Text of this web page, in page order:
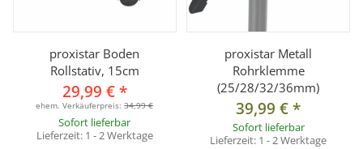
proxistar Boden
Rollstativ, 15cm
29,99 €*
ehem. Verkäuferpreis:34,99 €
Sofort lieferbar
Lieferzeit: 1 - 2 Werktage
proxistar Metall
Rohrklemme
(25/28/32/36mm)
39,99 €*
Sofort lieferbar
Lieferzeit: 1 - 2 Werktage